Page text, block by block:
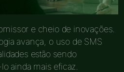
e cheio de inovações.
avança, o uso de SMS
estão sendo
ainda mais eficaz.